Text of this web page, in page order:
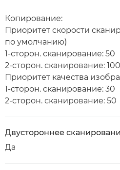
Копирование:
Приоритет скорости
по умолчанию)
1-сторон. сканирование: 50
2-сторон. сканирование: 100
Приоритет качества
1-сторон. сканирование: 30
2-сторон. сканирование: 50
Двустороннее
Да